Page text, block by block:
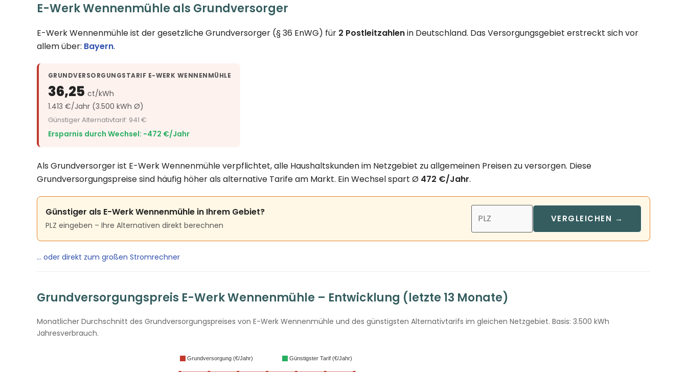
E-Werk Wennenmühle als Grundversorger
E-Werk Wennenmühle ist der gesetzliche Grundversorger (§ 36 EnWG) für 2 Postleitzahlenin Deutschland. Das Versorgungsgebiet erstreckt sich vor
allem über: Bayern.
GRUNDVERSORGUNGSTARIF E-WERK WENNENMÜHLE
36,25 ct/kWh
1.413 €/Jahr (3.500 kWh Ø)
Günstiger Alternativtarif: 941 €
Ersparnis durch Wechsel: −472 €/Jahr
Als Grundversorger ist E-Werk Wennenmühle verpflichtet, alle Haushaltskunden im Netzgebiet zu allgemeinen Preisen zu versorgen. Diese
Grundversorgungspreise sind häufig höher als alternative Tarife am Markt. Ein Wechsel spart Ø 472 €/Jahr.
Günstiger als E-Werk Wennenmühle in Ihrem Gebiet?
PLZ eingeben – Ihre Alternativen direkt berechnen
VERGLEICHEN →
… oder direkt zum großen Stromrechner
Grundversorgungspreis E-Werk Wennenmühle – Entwicklung (letzte 13 Monate)
Monatlicher Durchschnitt des Grundversorgungspreises von E-Werk Wennenmühle und des günstigsten Alternativtarifs im gleichen Netzgebiet. Basis: 3.500 kWh
Jahresverbrauch.